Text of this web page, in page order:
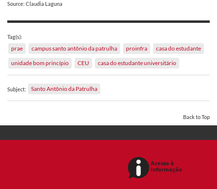
Source: Claudia Laguna
Tag(s):
prae campus santo antônio da patrulha proinfra
casa do estudante
unidade bom princípio
CEU casa do estudante universitário
Subject: Santo Antônio da Patrulha
Back to Top